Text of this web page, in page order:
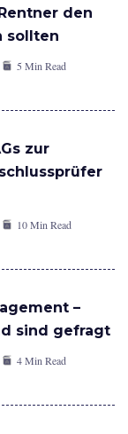
den
sollten
5 Min Read
zur
10 Min Read
–
sind gefragt
4 Min Read